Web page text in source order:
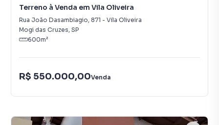
Terreno à Venda em Vila Oliveira
Rua João Dasambiagio, 871 - Vila Oliveira
Mogi das Cruzes, SP
600m²
R$ 550.000,00Venda